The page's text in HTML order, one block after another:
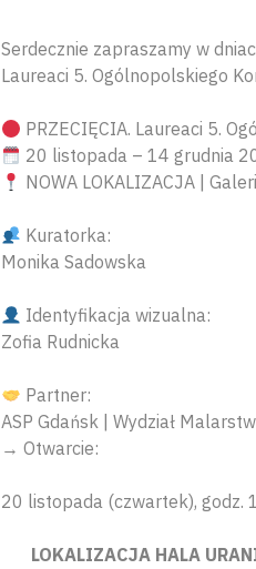
Serdecznie zapraszamy w
Laureaci 5. Ogólnopolskiego
PRZECIĘCIA. Laureaci 5.
20 listopada – 14 grudnia
NOWA LOKALIZACJA |
Kuratorka:
Monika Sadowska
Identyfikacja wizualna:
Zofia Rudnicka
Partner:
ASP Gdańsk | Wydział
→ Otwarcie:
20 listopada (czwartek), godz.
LOKALIZACJA HALA